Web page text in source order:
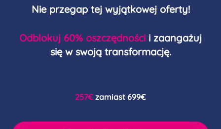
Nie przegap tej wyjątkowej oferty!
Odblokuj 60% oszczędności i zaangażuj
się w swoją transformację.
257€ zamiast 699€